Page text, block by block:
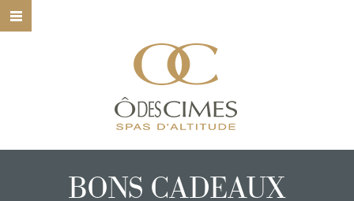
HOME
Ô DES CIMES
NOS SPAS
BONS CADEAUX